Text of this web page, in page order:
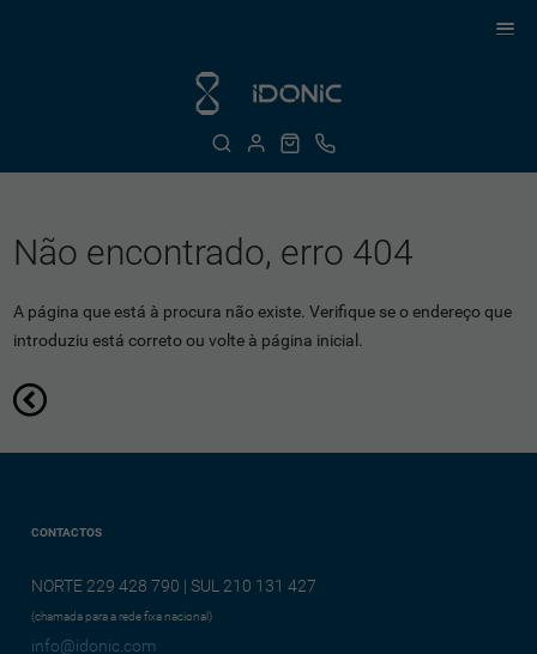
Não encontrado, erro 404
A página que está à procura não existe. Verifique se o endereço que
introduziu está correto ou volte à página inicial.
CONTACTOS
NORTE 229 428 790 | SUL 210 131 427
(chamada para a rede fixa nacional)
info@idonic.com